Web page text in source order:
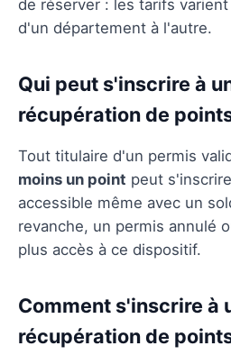
de réserver : les tarifs
d'un département à l'autre.
Qui peut s'inscrire à
récupération de
Tout titulaire d'un permis
moins un point peut
accessible même avec un
revanche, un permis annulé
plus accès à ce dispositif.
Comment s'inscrire à
récupération de